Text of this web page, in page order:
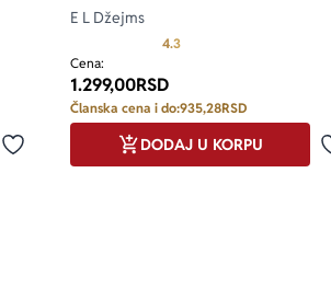
5
Dodaj u omiljene
E L Džejms
4.3Prosecna ocena je 4.3 od
Cena:
1.299,00RSD
Članska cena i do:935,28RSD
DODAJ U KORPU